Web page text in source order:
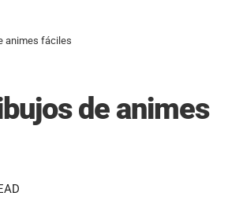
animes fáciles
de animes